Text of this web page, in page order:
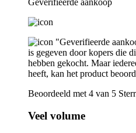
"Geverifieerde
is gegeven door kopers die
hebben gekocht. Maar
heeft, kan het product
Beoordeeld met 4 van 5
Veel volume